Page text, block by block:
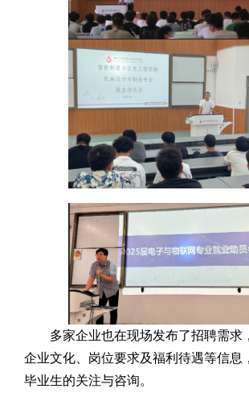
多家企业也在现场发布了招聘需求
企业文化、岗位要求及福利待遇等信息
毕业生的关注与咨询。